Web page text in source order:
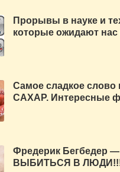
Прорывы в науке и
которые ожидают нас
Самое сладкое слово
САХАР. Интересные
Фредерик Бегбедер
ВЫБИТЬСЯ В